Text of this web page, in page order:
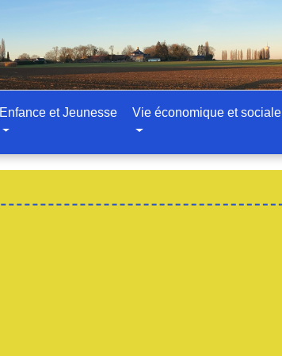
Enfance et Jeunesse Vie économique et sociale